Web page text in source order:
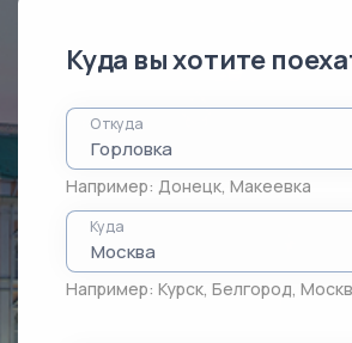
Куда вы хотите
Откуда
Например: Донецк, Макеевка
Куда
Например: Курск, Белгород,